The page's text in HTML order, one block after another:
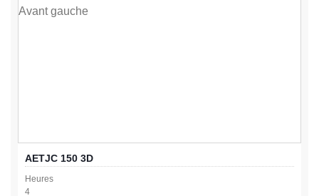
AETJC 150 3D
Heures
4